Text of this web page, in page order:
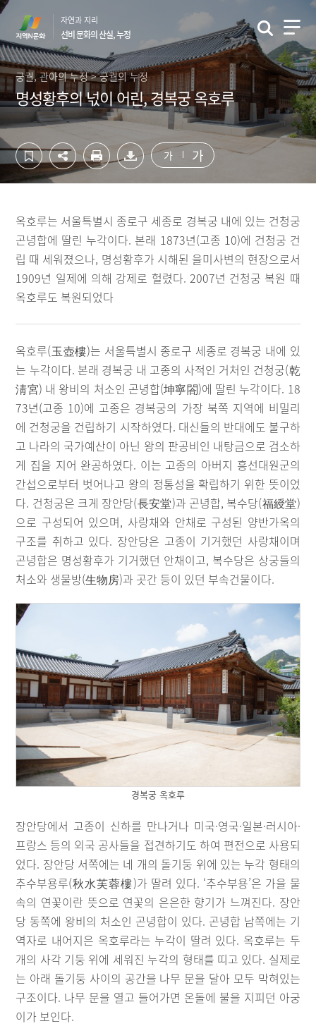
컨
츠
영
역
바
로
가
기
하
영
역
바
로
가
기
자연과 지리
선비 문화의 산실, 누정
궁궐, 관아의 누정 > 궁궐의 누정
명성황후의 넋이 어린, 경복궁 옥호루
가 가
옥호루는 서울특별시 종로구 세종로 경복궁 내에 있는 건청궁
곤녕합에 딸린 누각이다. 본래 1873년(고종 10)에 건청궁 건
립 때 세워졌으나, 명성황후가 시해된 을미사변의 현장으로서
1909년 일제에 의해 강제로 헐렸다. 2007년 건청궁 복원 때
옥호루도 복원되었다
옥호루(玉壺樓)는 서울특별시 종로구 세종로 경복궁 내에 있
는 누각이다. 본래 경복궁 내 고종의 사적인 거처인 건청궁(乾
淸宮) 내 왕비의 처소인 곤녕합(坤寧閤)에 딸린 누각이다. 18
73년(고종 10)에 고종은 경복궁의 가장 북쪽 지역에 비밀리
에 건청궁을 건립하기 시작하였다. 대신들의 반대에도 불구하
고 나라의 국가예산이 아닌 왕의 판공비인 내탕금으로 검소하
게 집을 지어 완공하였다. 이는 고종의 아버지 흥선대원군의
간섭으로부터 벗어나고 왕의 정통성을 확립하기 위한 뜻이었
다. 건청궁은 크게 장안당(長安堂)과 곤녕합, 복수당(福綬堂)
으로 구성되어 있으며, 사랑채와 안채로 구성된 양반가옥의
구조를 취하고 있다. 장안당은 고종이 기거했던 사랑채이며
곤녕합은 명성황후가 기거했던 안채이고, 복수당은 상궁들의
처소와 생물방(生物房)과 곳간 등이 있던 부속건물이다.
경복궁 옥호루
장안당에서 고종이 신하를 만나거나 미국·영국·일본·러시아·
프랑스 등의 외국 공사들을 접견하기도 하여 편전으로 사용되
었다. 장안당 서쪽에는 네 개의 돌기둥 위에 있는 누각 형태의
추수부용루(秋水芙蓉樓)가 딸려 있다. ‘추수부용’은 가을 물
속의 연꽃이란 뜻으로 연꽃의 은은한 향기가 느껴진다. 장안
당 동쪽에 왕비의 처소인 곤녕합이 있다. 곤녕합 남쪽에는 기
역자로 내어지은 옥호루라는 누각이 딸려 있다. 옥호루는 두
개의 사각 기둥 위에 세워진 누각의 형태를 띠고 있다. 실제로
는 아래 돌기둥 사이의 공간을 나무 문을 달아 모두 막혀있는
구조이다. 나무 문을 열고 들어가면 온돌에 불을 지피던 아궁
이가 보인다.